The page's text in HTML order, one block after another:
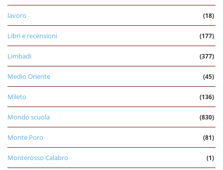
lavoro (18)
Libri e recensioni (177)
Limbadi (377)
Medio Oriente (45)
Mileto (136)
Mondo scuola (830)
Monte Poro (81)
Monterosso Calabro (1)